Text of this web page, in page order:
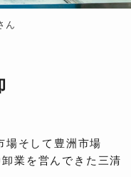
ん
場そして豊洲市場
業を営んできた三清